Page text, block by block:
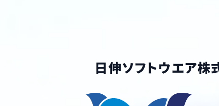
日伸ソフトウエア